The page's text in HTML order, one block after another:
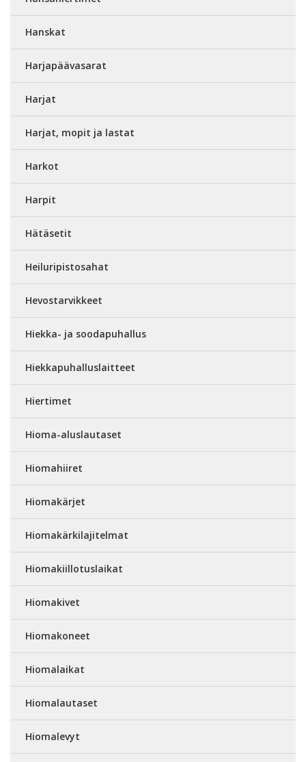
Hanskat
Harjapäävasarat
Harjat
Harjat, mopit ja lastat
Harkot
Harpit
Hätäsetit
Heiluripistosahat
Hevostarvikkeet
Hiekka- ja soodapuhallus
Hiekkapuhalluslaitteet
Hiertimet
Hioma-aluslautaset
Hiomahiiret
Hiomakärjet
Hiomakärkilajitelmat
Hiomakiillotuslaikat
Hiomakivet
Hiomakoneet
Hiomalaikat
Hiomalautaset
Hiomalevyt